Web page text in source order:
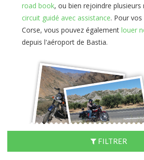
road book, ou bien rejoindre
circuit guidé avec assistance. Pour
Corse, vous pouvez également louer
depuis l'aéroport de Bastia.
FILTRER